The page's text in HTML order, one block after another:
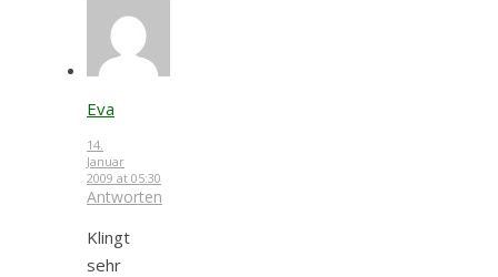
Eva
14.
Januar
2009 at 05:30
Antworten
Klingt
sehr